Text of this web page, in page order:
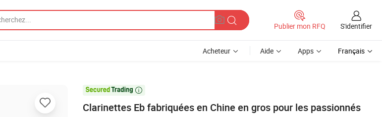
Publier mon RFQ S'identifier
Acheteur Aide Apps Français

Clarinettes Eb fabriquées en Chine en gros pour les passionnés